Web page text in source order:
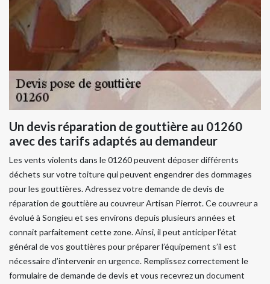
Un devis réparation de gouttière au 01260
avec des tarifs adaptés au demandeur
Les vents violents dans le 01260 peuvent déposer différents
déchets sur votre toiture qui peuvent engendrer des dommages
pour les gouttières. Adressez votre demande de devis de
réparation de gouttière au couvreur Artisan Pierrot. Ce couvreur a
évolué à Songieu et ses environs depuis plusieurs années et
connait parfaitement cette zone. Ainsi, il peut anticiper l’état
général de vos gouttières pour préparer l’équipement s’il est
nécessaire d’intervenir en urgence. Remplissez correctement le
formulaire de demande de devis et vous recevrez un document